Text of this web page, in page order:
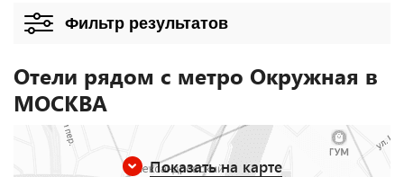
Фильтр результатов
Отели рядом с метро Окружная в
МОСКВА
Показать на карте